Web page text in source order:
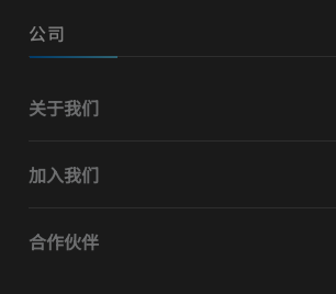
公司
关于我们
加入我们
合作伙伴